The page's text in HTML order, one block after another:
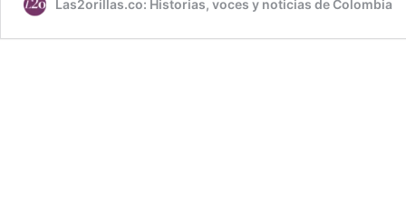
Las2orillas.co: Historias, voces y noticias de Colombia